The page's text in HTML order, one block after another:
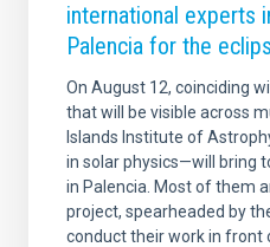
international experts
Palencia for the
On August 12, coinciding
that will be visible across
Islands Institute of
in solar physics—will bring
in Palencia. Most of them
project, spearheaded by
conduct their work in front